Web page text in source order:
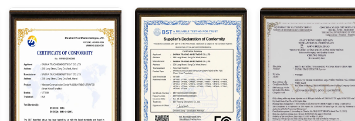
XEM CHI TIẾT XEM CHI TIẾT